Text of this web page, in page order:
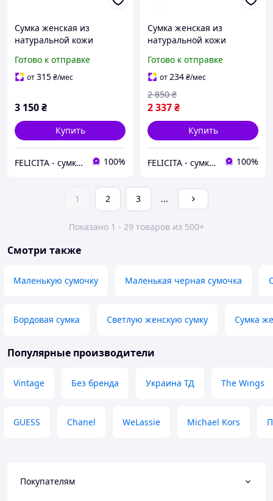
Сумка женская из
натуральной кожи
Готово к отправке
от315₴/мес
3 150₴
Купить
FELICITA - сумки і аксесуари з натуральної шкіри преміум класу 100%
Сумка женская из
натуральной кожи
Готово к отправке
от234₴/мес
2 337₴
2 850 ₴
Купить
FELICITA - сумки і аксесуари з натуральної шкіри преміум класу 100%
1 2 3 ...
Показано 1 - 29 товаров из 500+
Смотри также
Маленькую сумочку Маленькая черная сумочка
Бордовая сумка Светлую женскую сумку Сумка
Популярные производители
Vintage Без бренда Украина ТД The Wings
GUESS Chanel WeLassie Michael Kors
Покупателям